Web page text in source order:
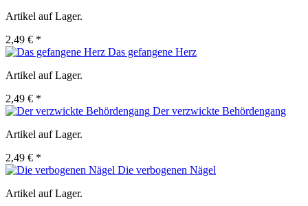
Artikel auf Lager.
2,49 € *
Das gefangene Herz
Artikel auf Lager.
2,49 € *
Der verzwickte Behördengang
Artikel auf Lager.
2,49 € *
Die verbogenen Nägel
Artikel auf Lager.